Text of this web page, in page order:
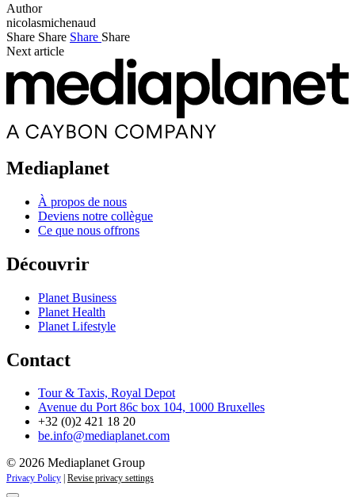
Author
nicolasmichenaud
Share Share Share Share
Next article
Mediaplanet
À propos de nous
Deviens notre collègue
Ce que nous offrons
Découvrir
Planet Business
Planet Health
Planet Lifestyle
Contact
Tour & Taxis, Royal Depot
Avenue du Port 86c box 104, 1000 Bruxelles
+32 (0)2 421 18 20
be.info@mediaplanet.com
© 2026 Mediaplanet Group
Privacy Policy Revise privacy settings